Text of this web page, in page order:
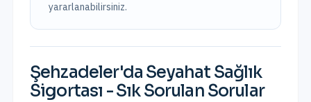
yararlanabilirsiniz.
Şehzadeler'da Seyahat Sağlık
Sigortası - Sık Sorulan Sorular